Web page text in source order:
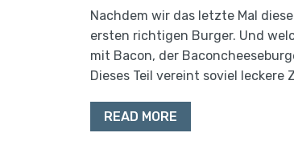
Nachdem wir das letzte Mal
ersten richtigen Burger. Und
mit Bacon, der
Dieses Teil vereint soviel leckere
READ MORE